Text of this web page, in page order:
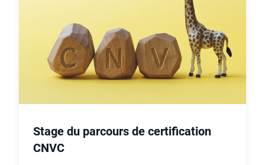
Stage du parcours de certification
CNVC